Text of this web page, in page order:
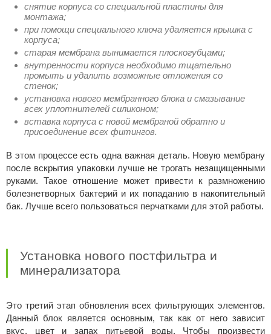
снятие корпуса со специальной пластины для
монтажа;
при помощи специального ключа удаляется крышка с
корпуса;
старая мембрана вынимается плоскогубцами;
внутренности корпуса необходимо тщательно
промыть и удалить возможные отложения со
стенок;
установка нового мембранного блока и смазывание
всех уплотнителей силиконом;
вставка корпуса с новой мембраной обратно и
присоединение всех фитингов.
В этом процессе есть одна важная деталь. Новую мембрану
после вскрытия упаковки лучше не трогать незащищенными
руками. Такое отношение может привести к размножению
болезнетворных бактерий и их попаданию в накопительный
бак. Лучше всего пользоваться перчатками для этой работы.
Установка нового постфильтра и
минерализатора
Это третий этап обновления всех фильтрующих элементов.
Данный блок является основным, так как от него зависит
вкус, цвет и запах питьевой воды. Чтобы произвести